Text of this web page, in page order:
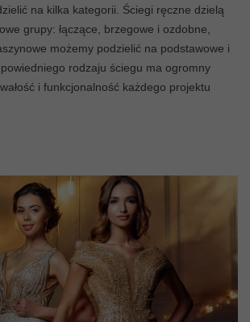
na kilka kategorii. Ściegi ręczne dzielą
grupy: łączące, brzegowe i ozdobne,
możemy podzielić na podstawowe i
rodzaju ściegu ma ogromny
i funkcjonalność każdego projektu